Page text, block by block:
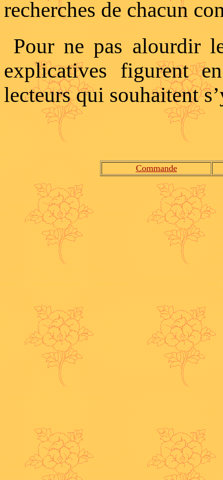
recherches de chacun
Pour ne pas alourdir
explicatives figurent
lecteurs qui souhaitent
Commande